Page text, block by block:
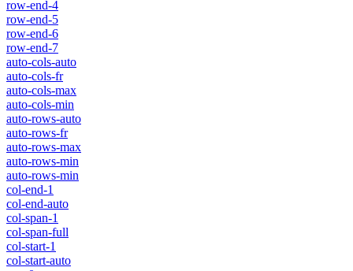
row-end-4
row-end-5
row-end-6
row-end-7
auto-cols-auto
auto-cols-fr
auto-cols-max
auto-cols-min
auto-rows-auto
auto-rows-fr
auto-rows-max
auto-rows-min
auto-rows-min
col-end-1
col-end-auto
col-span-1
col-span-full
col-start-1
col-start-auto